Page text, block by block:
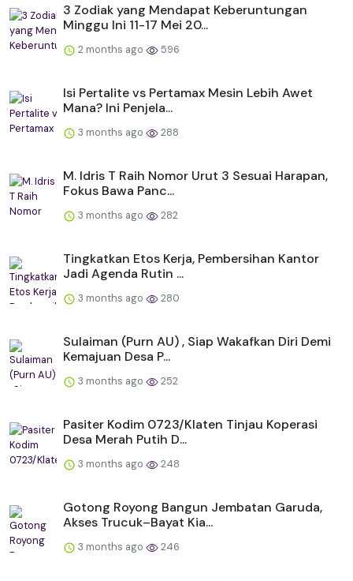
3 Zodiak yang Mendapat Keberuntungan
Minggu Ini 11-17 Mei 20...
2 months ago 596
Isi Pertalite vs Pertamax Mesin Lebih Awet
Mana? Ini Penjela...
3 months ago 288
M. Idris T Raih Nomor Urut 3 Sesuai Harapan,
Fokus Bawa Panc...
3 months ago 282
Tingkatkan Etos Kerja, Pembersihan Kantor
Jadi Agenda Rutin ...
3 months ago 280
Sulaiman (Purn AU) , Siap Wakafkan Diri Demi
Kemajuan Desa P...
3 months ago 252
Pasiter Kodim 0723/Klaten Tinjau Koperasi
Desa Merah Putih D...
3 months ago 248
Gotong Royong Bangun Jembatan Garuda,
Akses Trucuk–Bayat Kia...
3 months ago 246